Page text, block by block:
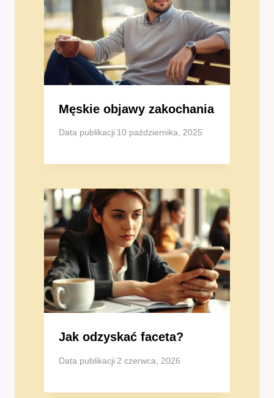
Męskie objawy zakochania
Data publikacji 10 października, 2025
Jak odzyskać faceta?
Data publikacji 2 czerwca, 2026